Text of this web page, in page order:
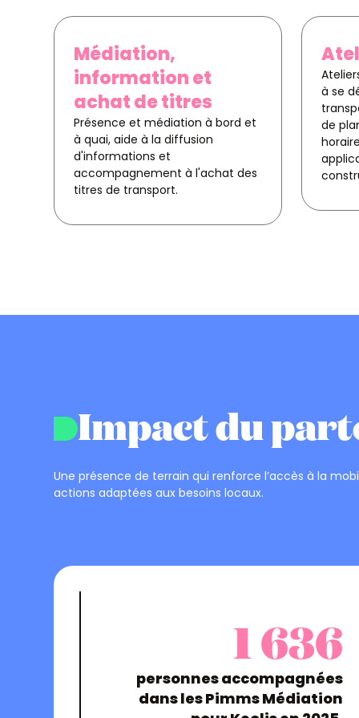
Médiation,
information et
achat de titres
Présence et médiation à bord et
à quai, aide à la diffusion
d'informations et
accompagnement à l'achat des
titres de transport.
à se
de
Impact du
Une présence de terrain qui renforce l’accès à la
actions adaptées aux besoins locaux.
1 636
personnes accompagnées
dans les Pimms Médiation